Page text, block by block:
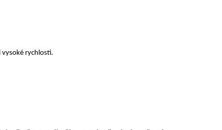
vysoké rychlosti.